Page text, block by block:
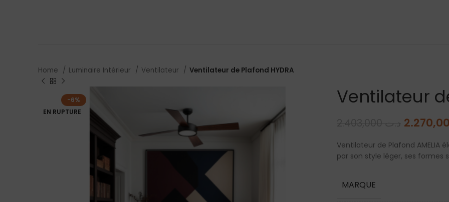
Home Luminaire Intérieur Ventilateur Ventilateur de Plafond HYDRA
-6%
EN RUPTURE
Ventilateur
Ventilateur de Plafond
par son style léger, ses formes
MARQUE